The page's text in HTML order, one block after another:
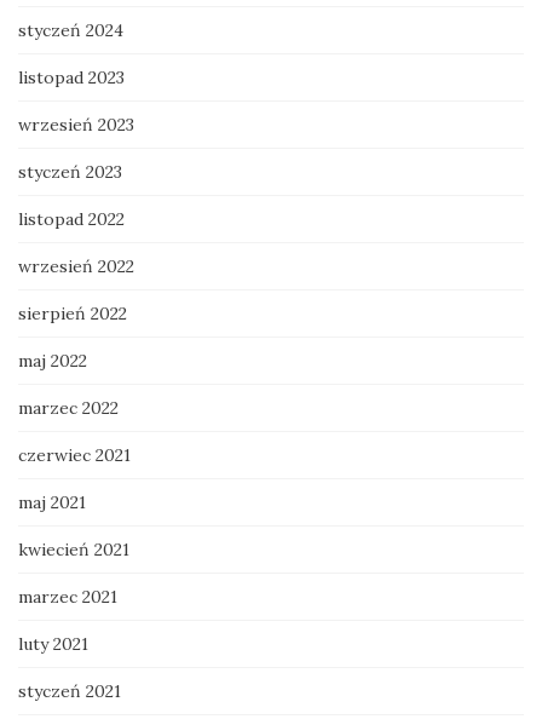
styczeń 2024
listopad 2023
wrzesień 2023
styczeń 2023
listopad 2022
wrzesień 2022
sierpień 2022
maj 2022
marzec 2022
czerwiec 2021
maj 2021
kwiecień 2021
marzec 2021
luty 2021
styczeń 2021